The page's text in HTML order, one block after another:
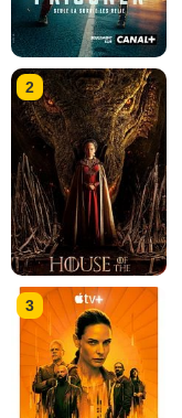
2
3